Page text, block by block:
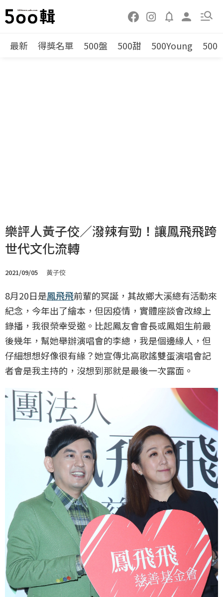
最新 得獎名單 500盤 500甜 500Young 500
樂評人黃子佼／潑辣有勁！讓鳳飛飛跨
世代文化流轉
2021/09/05 黃子佼
8月20日是鳳飛飛前輩的冥誕，其故鄉大溪總有活動來
紀念，今年出了繪本，但因疫情，實體座談會改線上
錄播，我很榮幸受邀。比起鳳友會會長或鳳姐生前最
後幾年，幫她舉辦演唱會的李總，我是個邊緣人，但
仔細想想好像很有緣？她宣傳北高歌謠雙蛋演唱會記
者會是我主持的，沒想到那就是最後一次露面。